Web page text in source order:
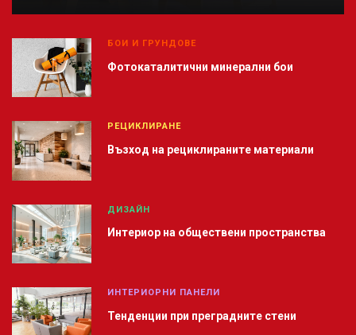
БОИ И ГРУНДОВЕ
Фотокаталитични минерални бои
РЕЦИКЛИРАНЕ
Възход на рециклираните материали
ДИЗАЙН
Интериор на обществени пространства
ИНТЕРИОРНИ ПАНЕЛИ
Тенденции при преградните стени